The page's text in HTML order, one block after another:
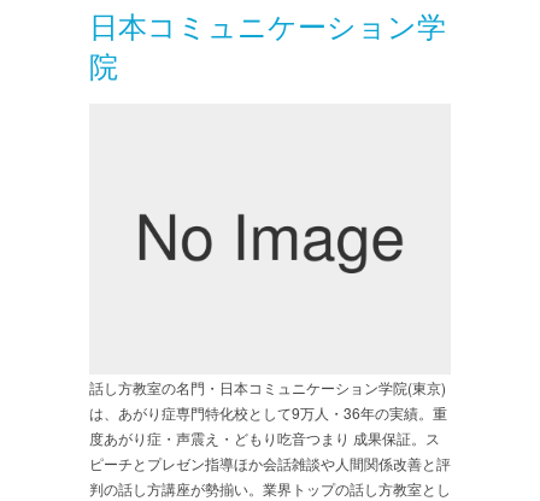
日本コミュニケーション学
院
話し方教室の名門・日本コミュニケーション学院(東京)
は、あがり症専門特化校として9万人・36年の実績。重
度あがり症・声震え・どもり吃音つまり 成果保証。ス
ピーチとプレゼン指導ほか会話雑談や人間関係改善と評
判の話し方講座が勢揃い。業界トップの話し方教室とし